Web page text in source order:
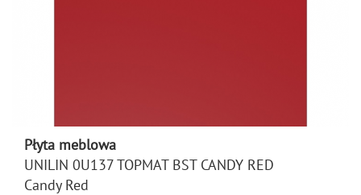
Płyta meblowa
UNILIN 0U137 TOPMAT BST CANDY RED
Candy Red